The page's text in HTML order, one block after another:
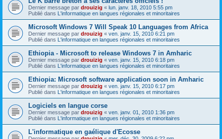
Dernier message par drouizig « lun. janv. 18, 2010 5:55 pm
Publié dans L'informatique en langues régionales et minoritaires
Microsoft Windows 7 Will Speak 10 Languages from Africa
Dernier message par drouizig « ven. janv. 15, 2010 6:21 pm
Publié dans L'informatique en langues régionales et minoritaires
Ethiopia - Microsoft to release Windows 7 in Amharic
Dernier message par drouizig « ven. janv. 15, 2010 6:18 pm
Publié dans L'informatique en langues régionales et minoritaires
Ethiopia: Microsoft software application soon in Amharic
Dernier message par drouizig « ven. janv. 15, 2010 6:17 pm
Publié dans L'informatique en langues régionales et minoritaires
Logiciels en langue corse
Dernier message par drouizig « ven. janv. 01, 2010 1:36 pm
Publié dans L'informatique en langues régionales et minoritaires
L'informatique en gaélique d'Ecosse